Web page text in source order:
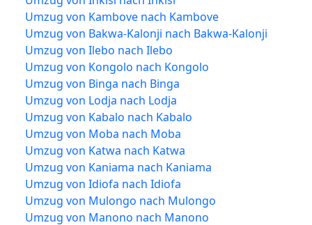
Umzug von Kambove nach Kambove
Umzug von Bakwa-Kalonji nach Bakwa-Kalonji
Umzug von Ilebo nach Ilebo
Umzug von Kongolo nach Kongolo
Umzug von Binga nach Binga
Umzug von Lodja nach Lodja
Umzug von Kabalo nach Kabalo
Umzug von Moba nach Moba
Umzug von Katwa nach Katwa
Umzug von Kaniama nach Kaniama
Umzug von Idiofa nach Idiofa
Umzug von Mulongo nach Mulongo
Umzug von Manono nach Manono